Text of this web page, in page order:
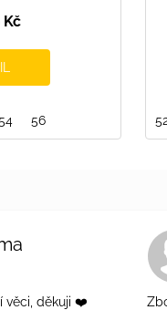
128/134 140/
Kč
56
je 5 z 5 hvězdiček.
věci, děkuji ❤️